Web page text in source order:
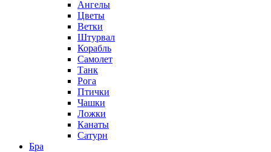
Ангелы
Цветы
Ветки
Штурвал
Корабль
Самолет
Танк
Рога
Птички
Чашки
Ложки
Канаты
Сатурн
Бра